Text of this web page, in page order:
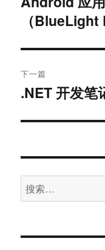
导
航
篇
章：
（
下一篇
下
文
.NET 开发笔
搜
索：